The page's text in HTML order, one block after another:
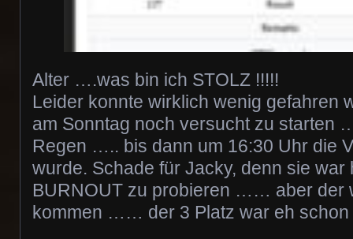
Alter ….was bin ich STOLZ !!!!!
Leider konnte wirklich wenig gefahren
am Sonntag noch versucht zu starten
Regen ….. bis dann um 16:30 Uhr die
wurde. Schade für Jacky, denn sie war
BURNOUT zu probieren …… aber der
kommen …… der 3 Platz war eh schon